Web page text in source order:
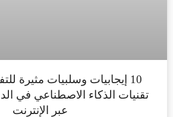
10 إيجابيات وسلبيات مثيرة
تقنيات الذكاء الاصطناعي في
عبر الإنترنت